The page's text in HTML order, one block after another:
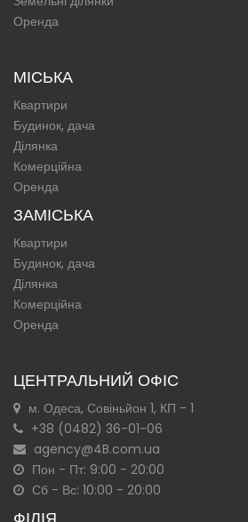
Оренда
МІСЬКА
Квартири
Будинок, дача
Ділянка
Комерційна
Оренда
ЗАМІСЬКА
Квартири
Будинок, дача
Ділянка
Комерційна
Оренда
ЦЕНТРАЛЬНИЙ ОФІС
м. Одеса, Совіньйон 1, КП - 1
+38 (0482) 36-01-06
agency@4B.com.ua
Пон - Пт: 9:00 - 20:00
Сб - Вс: 10:00 - 20:00